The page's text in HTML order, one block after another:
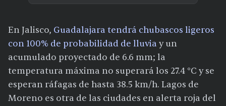
En Jalisco, Guadalajara tendrá chubascos ligeros
con 100% de probabilidad de lluvia y un
acumulado proyectado de 6.6 mm; la
temperatura máxima no superará los 27.4 °C y se
esperan ráfagas de hasta 38.5 km/h. Lagos de
Moreno es otra de las ciudades en alerta roja del